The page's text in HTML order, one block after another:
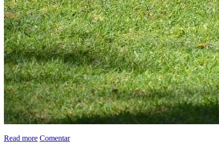
Read more Comentar